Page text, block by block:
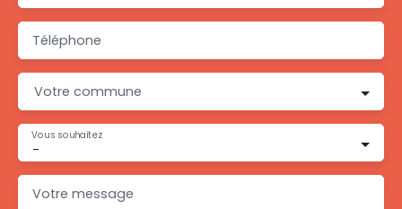
Téléphone
Votre commune
-
Vous souhaitez
Votre message